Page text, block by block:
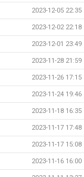
2023-12-05 22:35
2023-12-02 22:18
2023-12-01 23:49
2023-11-28 21:59
2023-11-26 17:15
2023-11-24 19:46
2023-11-18 16:35
2023-11-17 17:48
2023-11-17 15:08
2023-11-16 16:00